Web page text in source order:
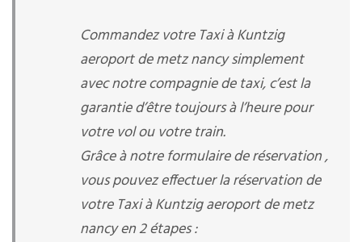
Commandez votre Taxi à Kuntzig
aeroport de metz nancy simplement
avec notre compagnie de taxi, c’est la
garantie d’être toujours à l’heure pour
votre vol ou votre train.
Grâce à notre formulaire de réservation ,
vous pouvez effectuer la réservation de
votre Taxi à Kuntzig aeroport de metz
nancy en 2 étapes :